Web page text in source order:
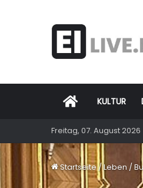
Startseite
KULTUR
Freitag, 07. August 2026
Startseite /Leben /